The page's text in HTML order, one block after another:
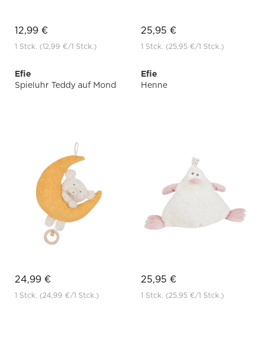
12,99 €
1 Stck. (12,99 €/1 Stck.)
25,95 €
1 Stck. (25,95 €/1 Stck.)
Efie
Spieluhr Teddy auf Mond
24,99 €
1 Stck. (24,99 €/1 Stck.)
Efie
Henne
25,95 €
1 Stck. (25,95 €/1 Stck.)